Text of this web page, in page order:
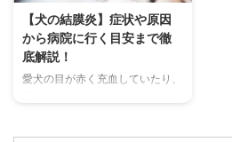
を詳しく解説します。 さらに、
鳴き声からわかるストレスや病気
のサイン、チンチラが鳴く理由を
理解して良好な関係を築くための
ヒントもご紹介します。 この記
ニ ...
る
【犬の結膜炎】症状や原因
から病院に行く目安まで徹
底解説！
愛犬の目が赤く充血していたり、